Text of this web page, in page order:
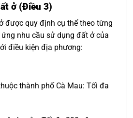
ở (Điều 3)
được quy định cụ thể theo từng
nhu cầu sử dụng đất ở của
điều kiện địa phương:
thành phố Cà Mau: Tối đa